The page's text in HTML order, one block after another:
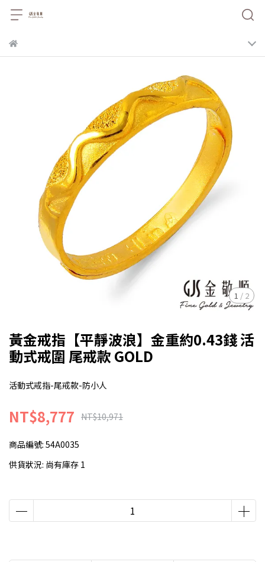
1 / 2
黃金戒指【平靜波浪】金重約0.43錢 活
動式戒圍 尾戒款 GOLD
活動式戒指-尾戒款-防小人
NT$8,777 NT$10,971
商品編號: 54A0035
供貨狀況: 尚有庫存 1